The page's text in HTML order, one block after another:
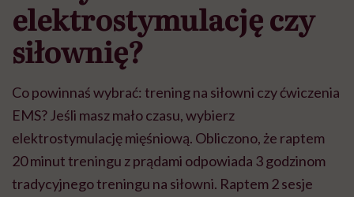
elektrostymulację czy
siłownię?
Co powinnaś wybrać: trening na siłowni czy ćwiczenia
EMS? Jeśli masz mało czasu, wybierz
elektrostymulację mięśniową. Obliczono, że raptem
20 minut treningu z prądami odpowiada 3 godzinom
tradycyjnego treningu na siłowni. Raptem 2 sesje